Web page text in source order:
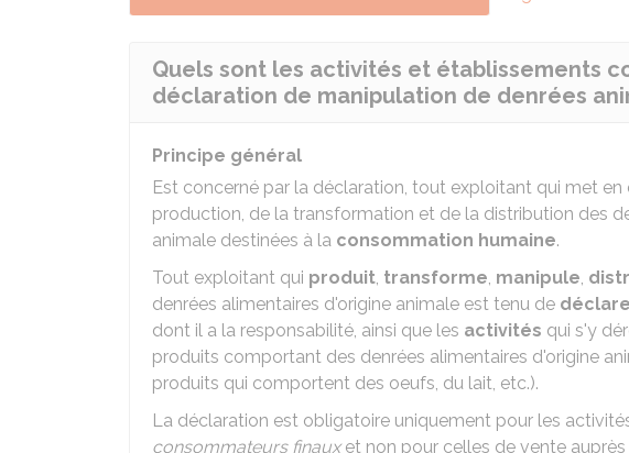
Quels sont les activités et établissements
déclaration de manipulation de denrées
Principe général
Est concerné par la déclaration, tout exploitant qui met
production, de la transformation et de la distribution des
animale destinées à la consommation humaine.
Tout exploitant qui produit, transforme, manipule,
denrées alimentaires d'origine animale est tenu de
dont il a la responsabilité, ainsi que les activités qui s'y
produits comportant des denrées alimentaires d'origine
produits qui comportent des oeufs, du lait, etc.).
La déclaration est obligatoire uniquement pour les
consommateurs finauxet non pour celles de vente